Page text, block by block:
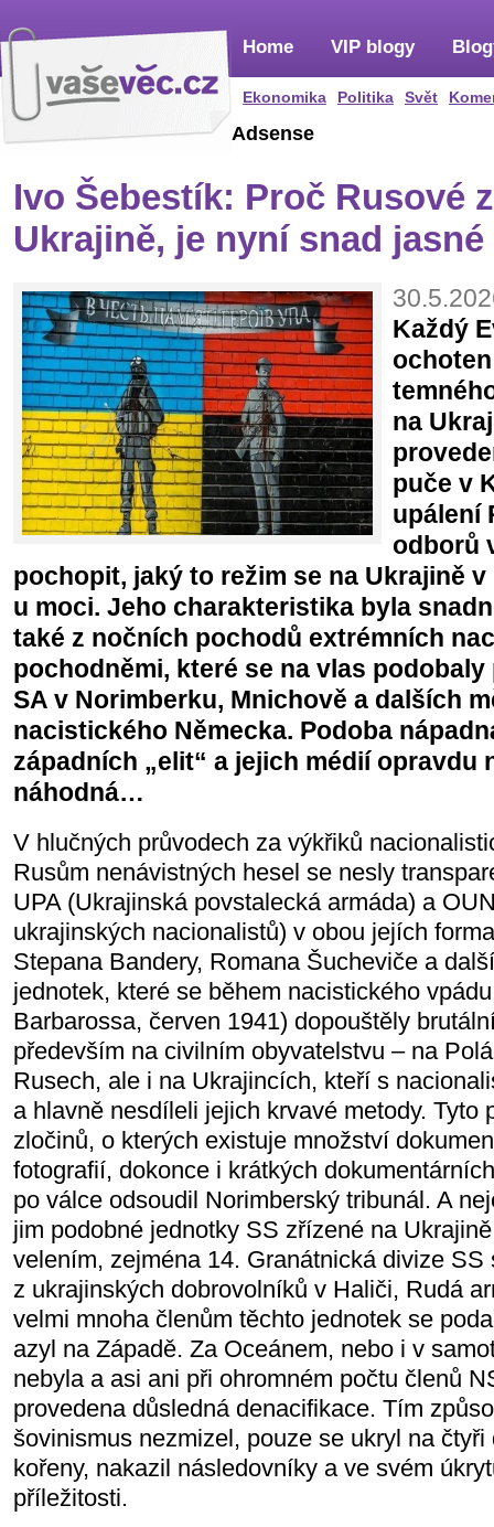
Home
Ekonomika Politika Svět
VIP blogy
Adsense
Ivo Šebestík: Proč Rusové
Ukrajině, je nyní snad jasné
Každý
na
puče v
upálení
odborů
pochopit, jaký to režim se na Ukrajině
u moci. Jeho charakteristika byla
také z nočních pochodů extrémních
pochodněmi, které se na vlas
SA v Norimberku, Mnichově a dalších
nacistického Německa. Podoba
západních „elit“ a jejich médií opravdu
náhodná…
V hlučných průvodech za výkřiků
Rusům nenávistných hesel se nesly
UPA (Ukrajinská povstalecká armáda) a
ukrajinských nacionalistů) v obou jejích
Stepana Bandery, Romana Šucheviče a
jednotek, které se během nacistického
Barbarossa, červen 1941) dopouštěly
především na civilním obyvatelstvu – na
Rusech, ale i na Ukrajincích, kteří s
a hlavně nesdíleli jejich krvavé metody. Tyto
zločinů, o kterých existuje množství
fotografií, dokonce i krátkých
po válce odsoudil Norimberský tribunál. A
jim podobné jednotky SS zřízené na
velením, zejména 14. Granátnická divize SS
z ukrajinských dobrovolníků v Haliči, Rudá
velmi mnoha členům těchto jednotek se
azyl na Západě. Za Oceánem, nebo i v
nebyla a asi ani při ohromném počtu členů
provedena důsledná denacifikace. Tím
šovinismus nezmizel, pouze se ukryl na
kořeny, nakazil následovníky a ve svém
příležitosti.